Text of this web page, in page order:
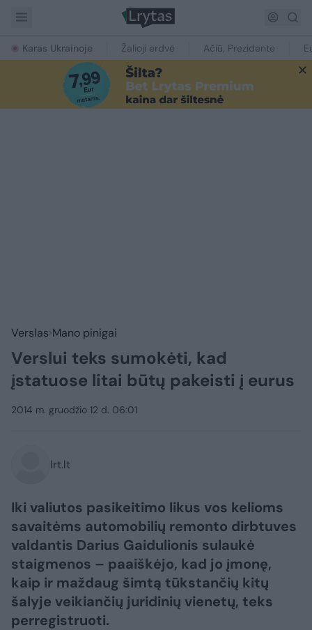
Karas Ukrainoje Žalioji erdvė Ačiū, Prezidente
Verslas Mano pinigai
Verslui teks sumokėti, kad
įstatuose litai būtų pakeisti į eurus
2014 m. gruodžio 12 d. 06:01
lrt.lt
Iki valiutos pasikeitimo likus vos kelioms
savaitėms automobilių remonto dirbtuves
valdantis Darius Gaidulionis sulaukė
staigmenos – paaiškėjo, kad jo įmonę,
kaip ir maždaug šimtą tūkstančių kitų
šalyje veikiančių juridinių vienetų, teks
perregistruoti.